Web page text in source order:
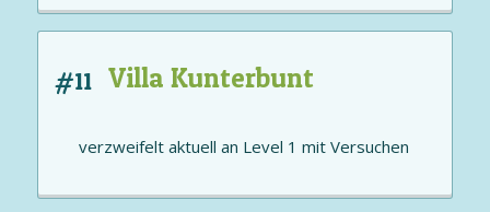
#11 Villa Kunterbunt
verzweifelt aktuell an Level 1 mitVersuchen